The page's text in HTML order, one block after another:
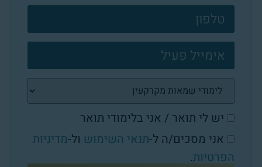
פוטר
יש לי תואר / אני בלימודי תואר
אני מסכים/ה ל-תנאי השימוש ול-מדיניות
הפרטיות.